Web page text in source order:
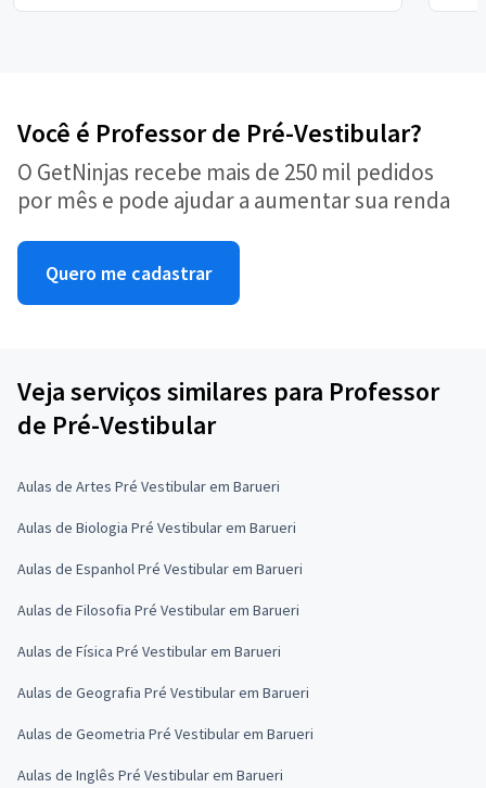
Você é Professor de Pré-Vestibular?
O GetNinjas recebe mais de 250 mil pedidos
por mês e pode ajudar a aumentar sua renda
Quero me cadastrar
Veja serviços similares para Professor
de Pré-Vestibular
Aulas de Artes Pré Vestibular em Barueri
Aulas de Biologia Pré Vestibular em Barueri
Aulas de Espanhol Pré Vestibular em Barueri
Aulas de Filosofia Pré Vestibular em Barueri
Aulas de Física Pré Vestibular em Barueri
Aulas de Geografia Pré Vestibular em Barueri
Aulas de Geometria Pré Vestibular em Barueri
Aulas de Inglês Pré Vestibular em Barueri